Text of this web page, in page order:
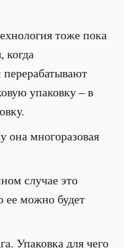
тоже пока
когда
упаковку – в
она многоразовая
случае это
ее можно будет
Упаковка для чего